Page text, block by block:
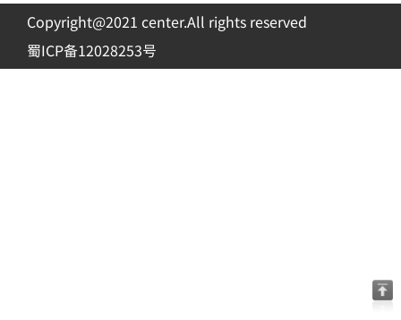
Copyright@2021 center.All rights reserved
蜀ICP备12028253号